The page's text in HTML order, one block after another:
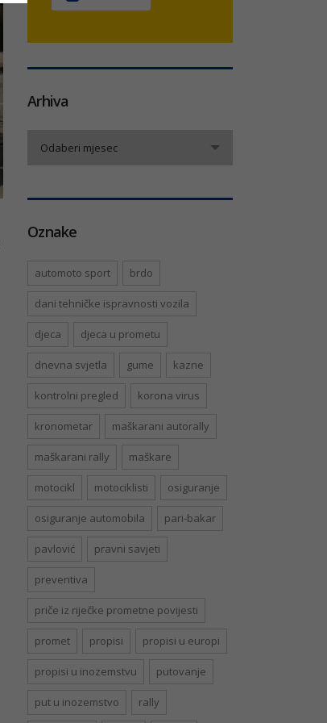
Arhiva
Odaberi mjesec
Oznake
automoto sport brdo
dani tehničke ispravnosti vozila
djeca djeca u prometu
dnevna svjetla gume kazne
kontrolni pregled korona virus
kronometar maškarani autorally
maškarani rally maškare
motocikl motociklisti osiguranje
osiguranje automobila pari-bakar
pavlović pravni savjeti
preventiva
priče iz riječke prometne povijesti
promet propisi propisi u europi
propisi u inozemstvu putovanje
put u inozemstvo rally